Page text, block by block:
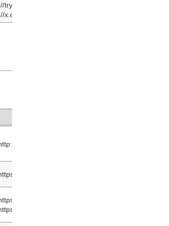
trygymkhana.amebaownd.com
x.com/MSGC1806
jage.jpn.org/
www.safetybike.jp
umigame.amebaownd.com
twitter.com/umigameRR